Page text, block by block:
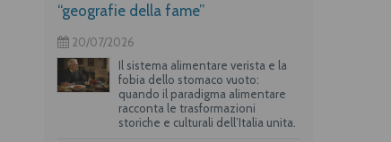
“geografie della fame”
20/07/2026
Il sistema alimentare verista e la
fobia dello stomaco vuoto:
quando il paradigma alimentare
racconta le trasformazioni
storiche e culturali dell’Italia unita.